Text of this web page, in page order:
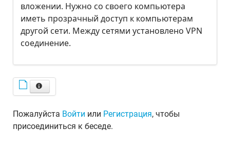
вложении. Нужно со своего компьютера
иметь прозрачный доступ к компьютерам
другой сети. Между сетями установлено VPN
соединение.
Пожалуйста Войти или Регистрация, чтобы
присоединиться к беседе.